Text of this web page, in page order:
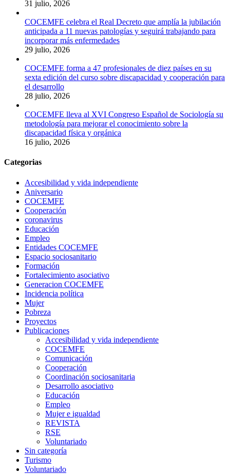
31 julio, 2026
COCEMFE celebra el Real Decreto que amplía la jubilación
anticipada a 11 nuevas patologías y seguirá trabajando para
incorporar más enfermedades
29 julio, 2026
COCEMFE forma a 47 profesionales de diez países en su
sexta edición del curso sobre discapacidad y cooperación para
el desarrollo
28 julio, 2026
COCEMFE lleva al XVI Congreso Español de Sociología su
metodología para mejorar el conocimiento sobre la
discapacidad física y orgánica
16 julio, 2026
Categorias
Accesibilidad y vida independiente
Aniversario
COCEMFE
Cooperación
coronavirus
Educación
Empleo
Entidades COCEMFE
Espacio sociosanitario
Formación
Fortalecimiento asociativo
Generacion COCEMFE
Incidencia política
Mujer
Pobreza
Proyectos
Publicaciones
Accesibilidad y vida independiente
COCEMFE
Comunicación
Cooperación
Coordinación sociosanitaria
Desarrollo asociativo
Educación
Empleo
Mujer e igualdad
REVISTA
RSE
Voluntariado
Sin categoría
Turismo
Voluntariado